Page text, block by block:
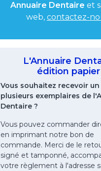
Annuaire Dentaire et
web, contactez-
L'Annuaire
édition papier
Vous souhaitez recevoir un
plusieurs exemplaires de
Dentaire ?
Vous pouvez commander
en imprimant notre bon de
commande. Merci de le
signé et tamponné,
votre règlement à l'adresse